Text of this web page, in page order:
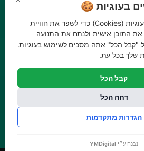
עלות משלוח עד הבית 29.90 ₪, משלוח חינם בקניה מעל
בעוגיות 🍪
האתר שלנו משתמש בעוגיות (Cookies) כדי לשפר את חוויית
התוכן אישית ולנתח את התנועה
"קבל הכל" אתה מסכים לשימוש בעוגיות.
שלך בכל עת.
קבל הכל
דחה הכל
הגדרות מתקדמות
נבנה ע״י YMDigital